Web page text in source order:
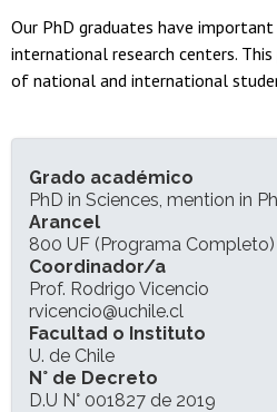
Our PhD graduates have
international research centers.
of national and international
INFORMACIÓN DEL
Grado académico
PhD in Sciences, mention in
Arancel
800 UF (Programa Completo)
Coordinador/a
Prof. Rodrigo Vicencio
rvicencio@uchile.cl
Facultad o Instituto
U. de Chile
N° de Decreto
D.U N° 001827 de 2019